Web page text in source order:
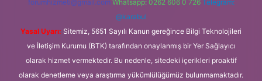
forumhizmeti@gmail.com Whatsapp: 0262 606 0 726 Telegram:
@karabul
Yasal Uyarı: Sitemiz, 5651 Sayılı Kanun gereğince Bilgi Teknolojileri
ve İletişim Kurumu (BTK) tarafından onaylanmış bir Yer Sağlayıcı
olarak hizmet vermektedir. Bu nedenle, sitedeki içerikleri proaktif
olarak denetleme veya araştırma yükümlülüğümüz bulunmamaktadır.